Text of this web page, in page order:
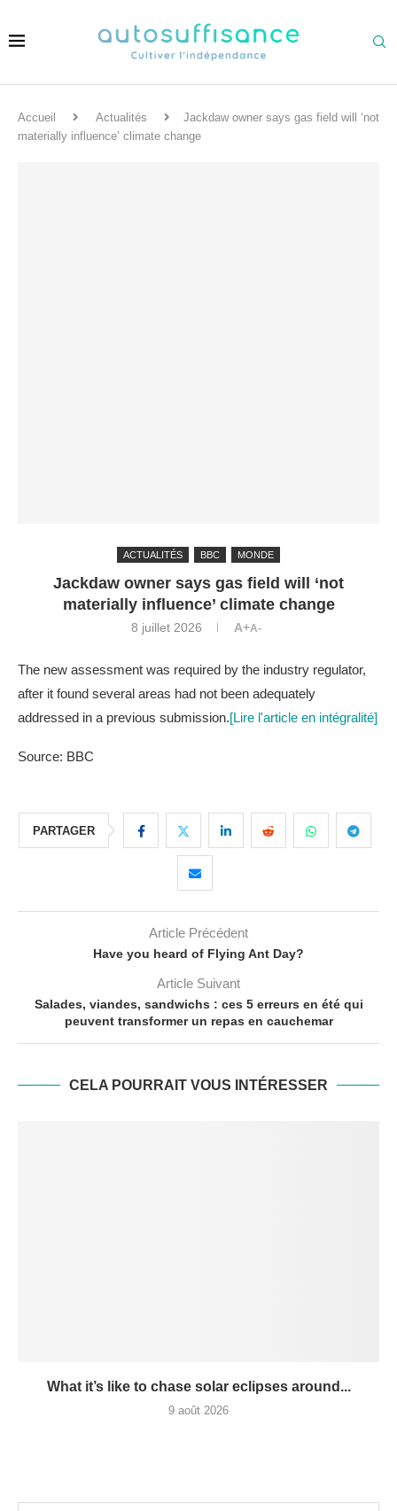
Accueil Actualités
Jackdaw owner says gas field will ‘not
materially influence’ climate change
ACTUALITÉS BBC MONDE
Jackdaw owner says gas field will ‘not
materially influence’ climate change
8 juillet 2026 A+A-
The new assessment was required by the industry regulator,
after it found several areas had not been adequately
addressed in a previous submission.[Lire l'article en intégralité]
Source: BBC
PARTAGER
Article Précédent
Have you heard of Flying Ant Day?
Article Suivant
Salades, viandes, sandwichs : ces 5 erreurs en été qui
peuvent transformer un repas en cauchemar
CELA POURRAIT VOUS INTÉRESSER
What it’s like to chase solar eclipses around...
9 août 2026